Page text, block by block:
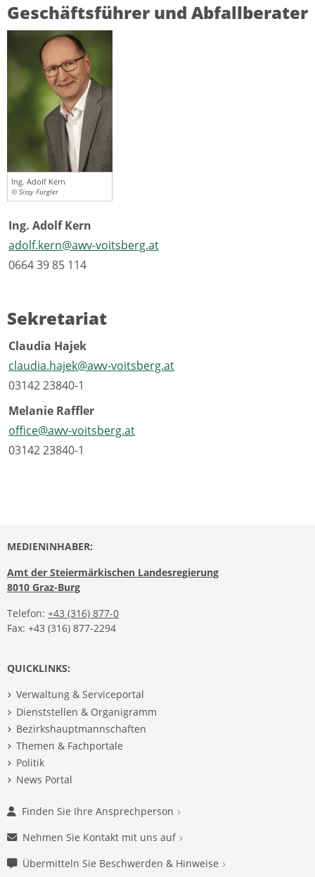
Geschäftsführer und Abfallberater
Ing. Adolf Kern
© Sissy Furgler
Ing. Adolf Kern
adolf.kern@awv-voitsberg.at
0664 39 85 114
Sekretariat
Claudia Hajek
claudia.hajek@awv-voitsberg.at
03142 23840-1
Melanie Raffler
office@awv-voitsberg.at
03142 23840-1
MEDIENINHABER:
Amt der Steiermärkischen Landesregierung
8010 Graz-Burg
Telefon: +43 (316) 877-0
Fax: +43 (316) 877-2294
QUICKLINKS:
Verwaltung & Serviceportal
Dienststellen & Organigramm
Bezirkshauptmannschaften
Themen & Fachportale
Politik
News Portal
Finden Sie Ihre Ansprechperson
Nehmen Sie Kontakt mit uns auf
Übermitteln Sie Beschwerden & Hinweise